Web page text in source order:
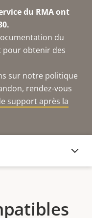
du RMA ont
du
pour obtenir des
sur notre politique
rendez-vous
support après la